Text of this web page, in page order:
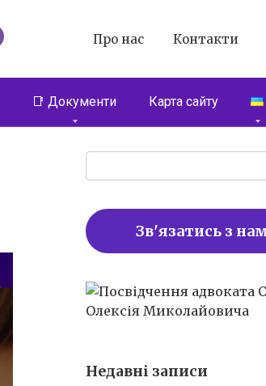
Про нас Контакти
📑 Документи Карта сайту
Зв'язатись з
Недавні записи